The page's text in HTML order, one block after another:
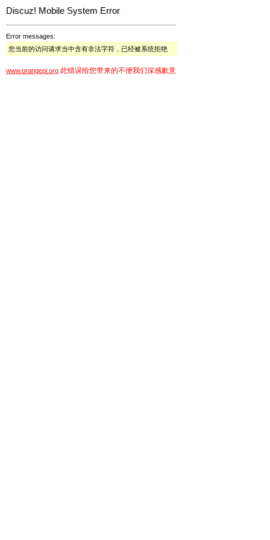
Discuz! Mobile System Error
Error messages:
您当前的访问请求当中含有非法字符，已经被系统拒绝
www.orangepi.org 此错误给您带来的不便我们深感歉意